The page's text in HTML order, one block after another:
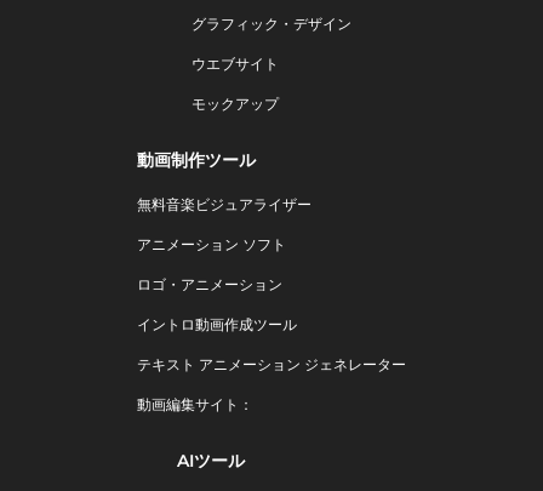
グラフィック・デザイン
ウエブサイト
モックアップ
動画制作ツール
無料音楽ビジュアライザー
アニメーション ソフト
ロゴ・アニメーション
イントロ動画作成ツール
テキスト アニメーション ジェネレーター
動画編集サイト：
AIツール